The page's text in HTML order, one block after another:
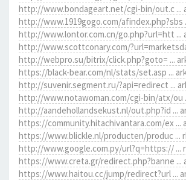
http://www.bondageart.net/cgi-bin/out.c ...
http://www.1919gogo.com/afindex.php?sbs
http://www.lontor.com.cn/go.php?url=htt ...
http://www.scottconary.com/
http://webpro.su/bitrix/click.php?goto= ...
https://black-bear.com/nl/stats/set.asp ...
http://suvenir.segment.ru/?api=redirect ...
http://www.notawoman.com/cgi-bin/atx/ou
http://aandehollandsekust.nl/out.php?id ...
https://community.hitachivantara.com/ex ...
https://www.blickle.nl/producten/produc ...
http://www.google.com.py/url?q=https:// ...
https://www.creta.gr/redirect.php?banne ...
https://www.haitou.cc/jump/redirect?url ...